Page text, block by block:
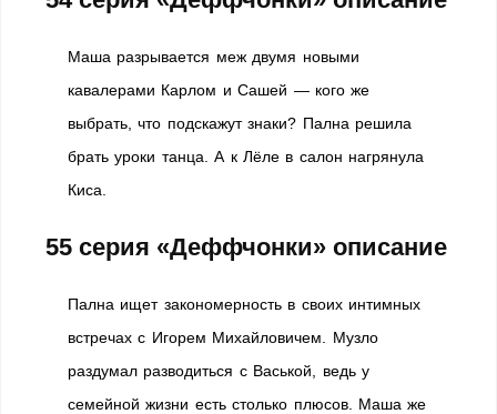
Маша разрывается меж двумя новыми
кавалерами Карлом и Сашей — кого же
выбрать, что подскажут знаки? Пална решила
брать уроки танца. А к Лёле в салон нагрянула
Киса.
55 серия «Деффчонки» описание
Пална ищет закономерность в своих интимных
встречах с Игорем Михайловичем. Музло
раздумал разводиться с Васькой, ведь у
семейной жизни есть столько плюсов. Маша же